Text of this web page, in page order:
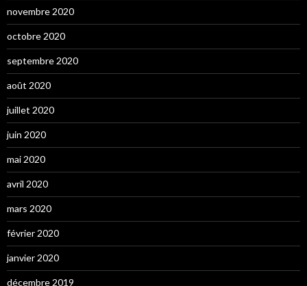
novembre 2020
octobre 2020
septembre 2020
août 2020
juillet 2020
juin 2020
mai 2020
avril 2020
mars 2020
février 2020
janvier 2020
décembre 2019